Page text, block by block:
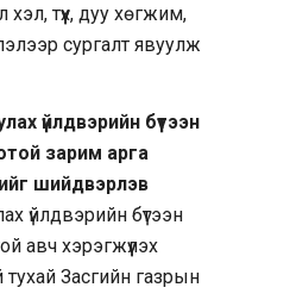
түүх, дуу хөгжим,
сургалт явуулж
үйлдвэрийн бүтээн
зарим арга
шийдвэрлэв
үйлдвэрийн бүтээн
авч хэрэгжүүлэх
Засгийн газрын